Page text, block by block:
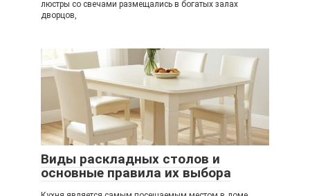
люстры со свечами размещались в богатых залах
дворцов,
Виды раскладных столов и
основные правила их выбора